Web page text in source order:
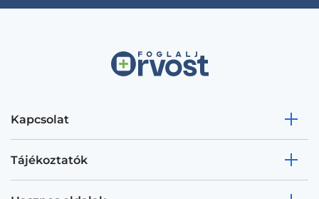
Kapcsolat
Tájékoztatók